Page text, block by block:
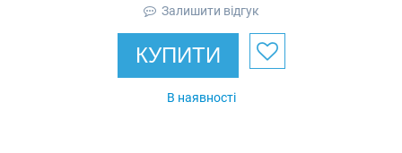
Залишити відгук
КУПИТИ
В наявності